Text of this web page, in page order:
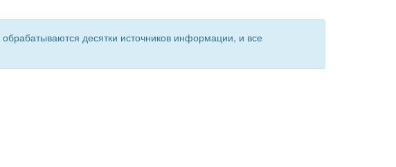
обрабатываются десятки источников информации, и все